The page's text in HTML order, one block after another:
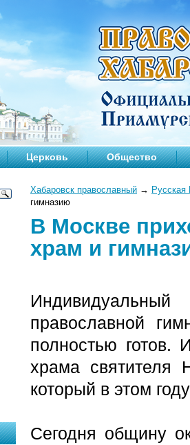
Церковь Общество
Хабаровск православный →
гимназию
В Москве
храм и
православной
полностью готов.
храма святителя
который в этом
Сегодня общину